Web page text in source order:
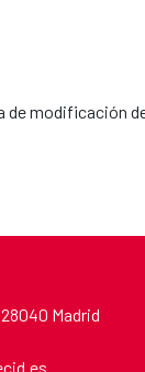
de modificación
Madrid